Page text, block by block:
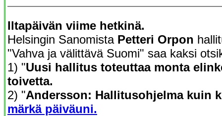
Iltapäivän viime hetkinä.
Helsingin Sanomista Petteri Orpon
"Vahva ja välittävä Suomi" saa kaksi
1) "Uusi hallitus toteuttaa monta
toivetta.
2) "Andersson: Hallitusohjelma kuin
märkä päiväuni.